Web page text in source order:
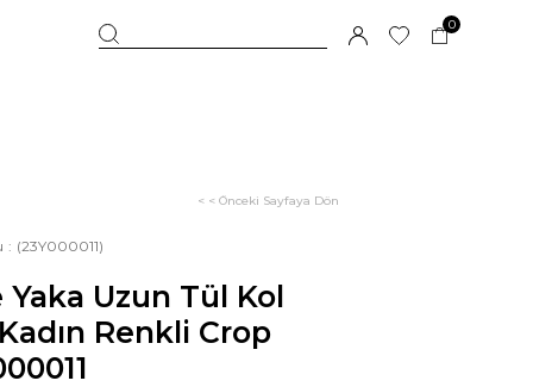
0
< < Önceki Sayfaya Dön
(23Y000011)
Yaka Uzun Tül Kol
Renkli Crop